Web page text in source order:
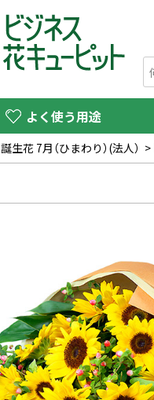
よく使う用途
誕生花 7月（ひまわり）(法人） >